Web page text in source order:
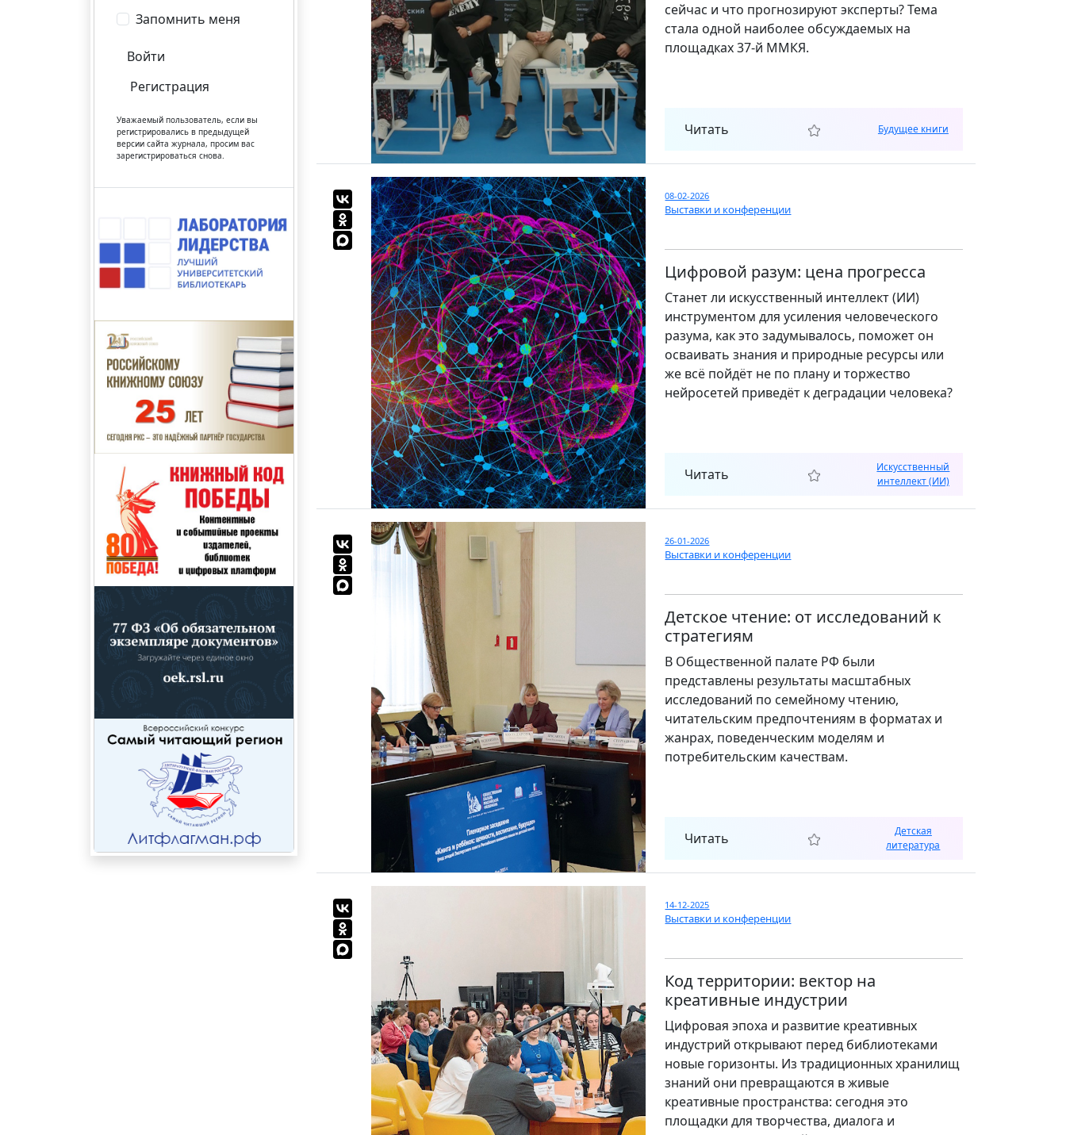
Запомнить меня
Войти
Регистрация
Уважаемый пользователь, если вы
регистрировались в предыдущей
версии сайта журнала, просим вас
зарегистрироваться снова.
сейчас и что прогнозируют эксперты? Тема
стала одной наиболее обсуждаемых на
площадках 37-й ММКЯ.
Читать Будущее книги
08-02-2026
Выставки и конференции
Цифровой разум: цена прогресса
Станет ли искусственный интеллект (ИИ)
инструментом для усиления человеческого
разума, как это задумывалось, поможет он
осваивать знания и природные ресурсы или
же всё пойдёт не по плану и торжество
нейросетей приведёт к деградации человека?
Читать
Искусственный
интеллект (ИИ)
26-01-2026
Выставки и конференции
Детское чтение: от исследований к
стратегиям
В Общественной палате РФ были
представлены результаты масштабных
исследований по семейному чтению,
читательским предпочтениям в форматах и
жанрах, поведенческим моделям и
потребительским качествам.
Читать
Детская
литература
14-12-2025
Выставки и конференции
Код территории: вектор на
креативные индустрии
Цифровая эпоха и развитие креативных
индустрий открывают перед библиотеками
новые горизонты. Из традиционных хранилищ
знаний они превращаются в живые
креативные пространства: сегодня это
площадки для творчества, диалога и